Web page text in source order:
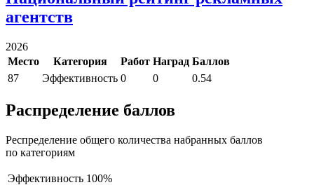
агентств
2026
Место
Категория Работ Наград Баллов
87
Эффективность 0 0 0.54
Распределение баллов
Респределение общего количества набранных баллов
по категориям
Эффективность 100%